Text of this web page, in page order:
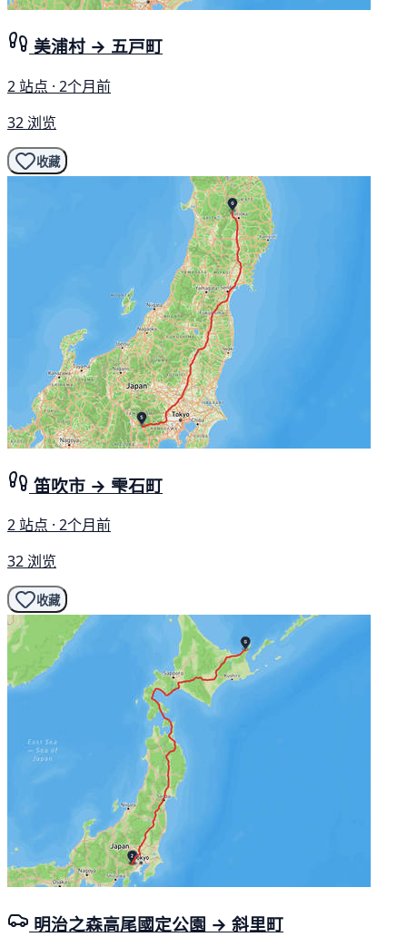
美浦村 → 五戸町
2 站点 · 2个月前
32 浏览
收藏
笛吹市 → 雫石町
2 站点 · 2个月前
32 浏览
收藏
明治之森高尾國定公園 → 斜里町